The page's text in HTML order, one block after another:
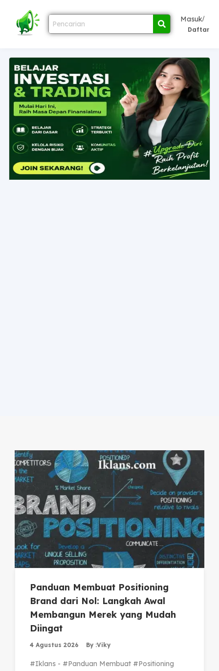
Masuk/
Daftar
Panduan Membuat Positioning
Brand dari Nol: Langkah Awal
Membangun Merek yang Mudah
Diingat
4 Agustus 2026 By :Viky
#Iklans - #Panduan Membuat #Positioning